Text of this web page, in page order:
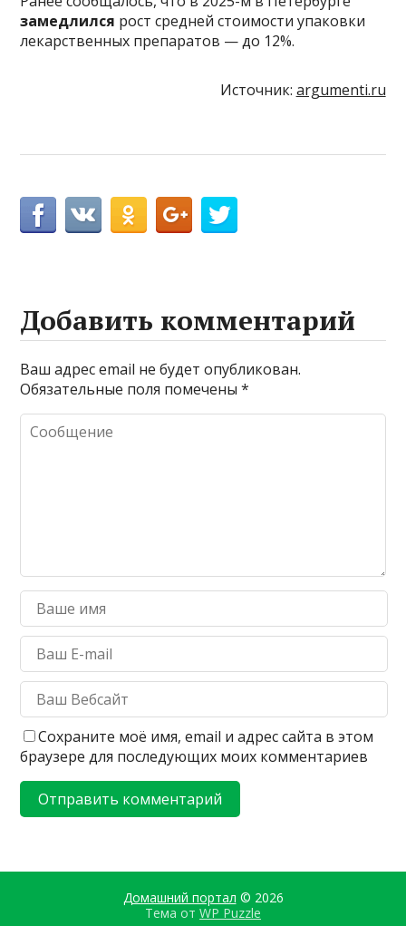
замедлился рост средней стоимости упаковки
лекарственных препаратов — до 12%.
Источник: argumenti.ru
Добавить комментарий
Ваш адрес email не будет опубликован.
Обязательные поля помечены*
Сохраните моё имя, email и адрес сайта в этом
браузере для последующих моих комментариев
Домашний портал © 2026
Тема от WP Puzzle